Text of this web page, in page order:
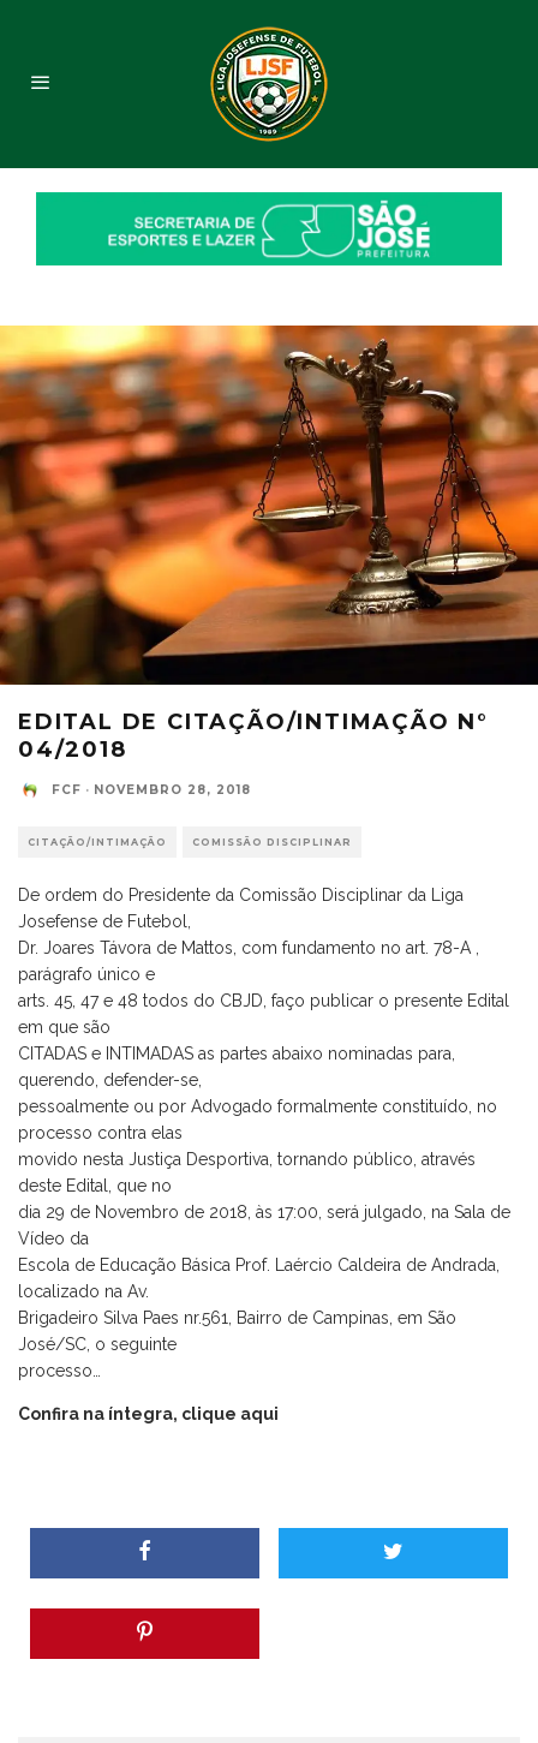
EDITAL DE CITAÇÃO/INTIMAÇÃO N°
04/2018
FCF · NOVEMBRO 28, 2018
CITAÇÃO/INTIMAÇÃO COMISSÃO DISCIPLINAR
De ordem do Presidente da Comissão Disciplinar da Liga
Josefense de Futebol,
Dr. Joares Távora de Mattos, com fundamento no art. 78-A ,
parágrafo único e
arts. 45, 47 e 48 todos do CBJD, faço publicar o presente Edital
em que são
CITADAS e INTIMADAS as partes abaixo nominadas para,
querendo, defender-se,
pessoalmente ou por Advogado formalmente constituído, no
processo contra elas
movido nesta Justiça Desportiva, tornando público, através
deste Edital, que no
dia 29 de Novembro de 2018, às 17:00, será julgado, na Sala de
Vídeo da
Escola de Educação Básica Prof. Laércio Caldeira de Andrada,
localizado na Av.
Brigadeiro Silva Paes nr.561, Bairro de Campinas, em São
José/SC, o seguinte
processo…
Confira na íntegra, clique aqui